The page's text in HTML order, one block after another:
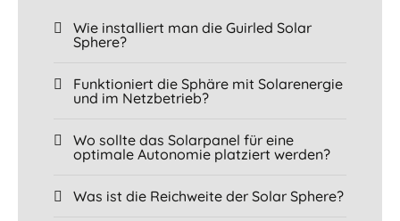
Wie installiert man die Guirled Solar
Sphere?
Funktioniert die Sphäre mit Solarenergie
und im Netzbetrieb?
Wo sollte das Solarpanel für eine
optimale Autonomie platziert werden?
Was ist die Reichweite der Solar Sphere?